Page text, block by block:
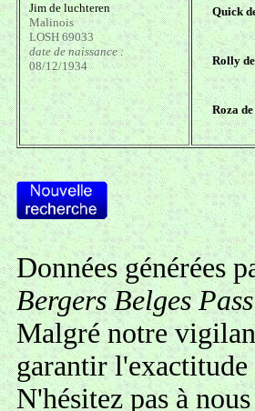
Jim de luchteren
Malinois
LOSH 69033
date de naissance :
08/12/1934
Quick
Rolly
Roza
Données générées
Bergers Belges
Malgré notre
garantir l'exactitude
N'hésitez pas à